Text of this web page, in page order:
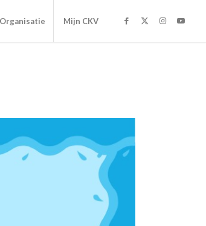
Organisatie Mijn CKV